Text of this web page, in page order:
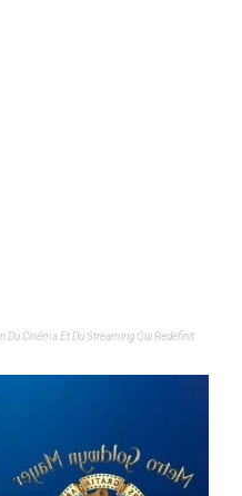
Du Cinéma Et Du Streaming Qui Redéfinit